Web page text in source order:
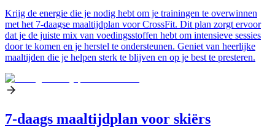
Krijg de energie die je nodig hebt om je trainingen te overwinnen
met het 7-daagse maaltijdplan voor CrossFit. Dit plan zorgt ervoor
dat je de juiste mix van voedingsstoffen hebt om intensieve sessies
door te komen en je herstel te ondersteunen. Geniet van heerlijke
maaltijden die je helpen sterk te blijven en op je best te presteren.
7-daags maaltijdplan voor skiërs